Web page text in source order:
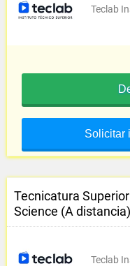
Teclab
Solicitar
Tecnicatura
Science (A distancia)
Teclab